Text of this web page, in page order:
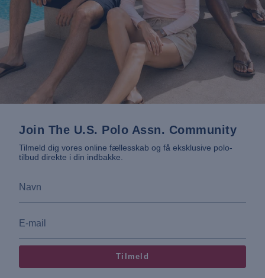
Join The U.S. Polo Assn. Community
Tilmeld dig vores online fællesskab og få eksklusive polo-
tilbud direkte i din indbakke.
Tilmeld